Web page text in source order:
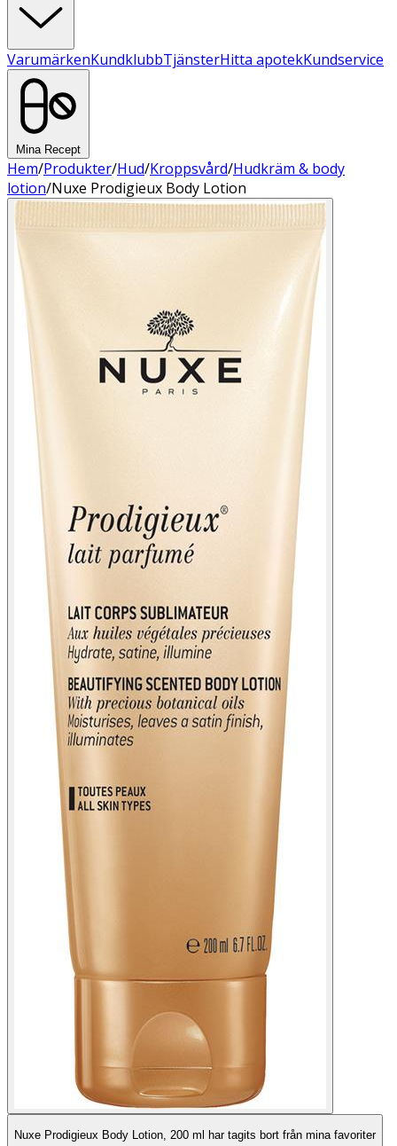
VarumärkenKundklubbTjänsterHitta apotekKundservice
Mina Recept
Hem/Produkter/Hud/Kroppsvård/Hudkräm & body
lotion/Nuxe Prodigieux Body Lotion
Nuxe Prodigieux Body Lotion, 200 ml har tagits bort från mina favoriter